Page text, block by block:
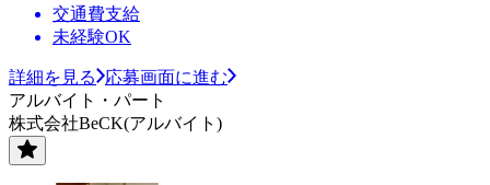
交通費支給
未経験OK
詳細を見る
応募画面に進む
アルバイト・パート
株式会社BeCK(アルバイト)